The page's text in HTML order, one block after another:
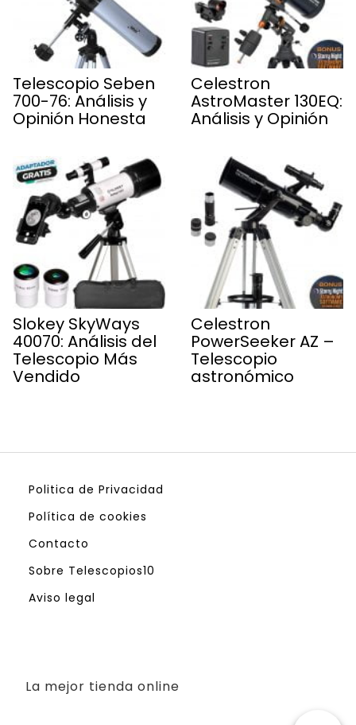
Telescopio Seben
700-76: Análisis y
Opinión Honesta
Celestron
AstroMaster 130EQ:
Análisis y Opinión
Slokey SkyWays
40070: Análisis del
Telescopio Más
Vendido
Celestron
PowerSeeker AZ –
Telescopio
astronómico
Politica de Privacidad
Política de cookies
Contacto
Sobre Telescopios10
Aviso legal
La mejor tienda online